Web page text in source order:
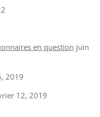
en question juin
2019
12, 2019